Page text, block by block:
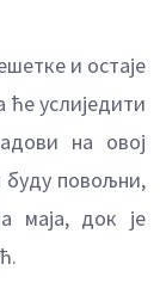
и остаје
ће услиједити
на овој
буду повољни,
маја, док је